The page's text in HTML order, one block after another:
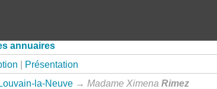
annuaires
Présentation
la-Neuve → Madame Ximena Rimez